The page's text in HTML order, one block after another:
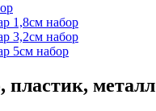
1,8см набор
3,2см набор
5см набор
пластик, металл